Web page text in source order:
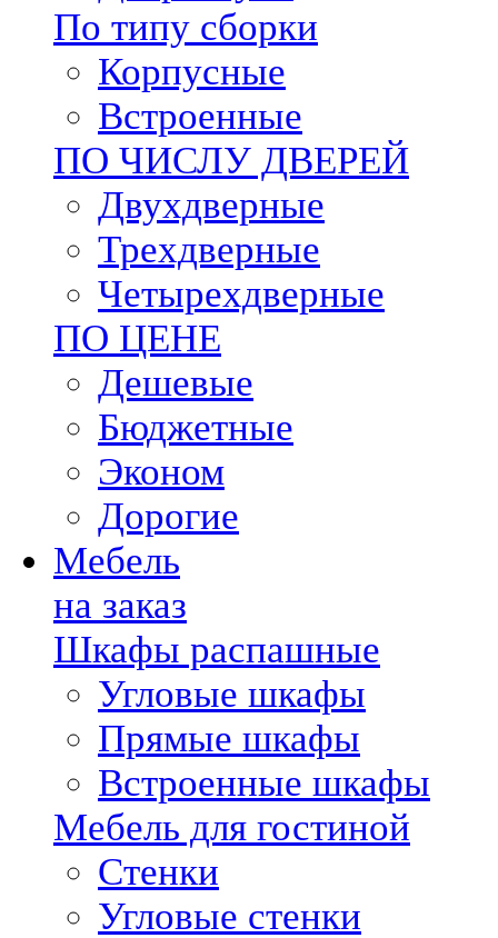
По типу сборки
Корпусные
Встроенные
ПО ЧИСЛУ ДВЕРЕЙ
Двухдверные
Трехдверные
Четырехдверные
ПО ЦЕНЕ
Дешевые
Бюджетные
Эконом
Дорогие
Мебель
на заказ
Шкафы распашные
Угловые шкафы
Прямые шкафы
Встроенные шкафы
Мебель для гостиной
Стенки
Угловые стенки